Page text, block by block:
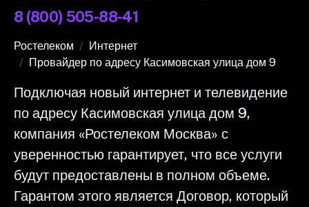
8 (800) 505-88-41
Ростелеком
Интернет
Провайдер по адресу Касимовская улица дом 9
Подключая новый интернет и телевидение
по адресу Касимовская улица дом 9,
компания «Ростелеком Москва» с
уверенностью гарантирует, что все услуги
будут предоставлены в полном объеме.
Гарантом этого является Договор, который